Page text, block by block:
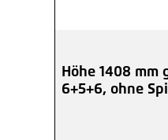
Höhe 1408
6+5+6, ohne